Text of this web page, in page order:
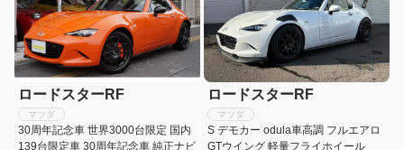
ロードスターRF
マツダ
30周年記念車 世界3000台限定 国内
139台限定車 30周年記念車 純正ナビ
ロードスターRF
マツダ
S デモカー odula車高調 フルエアロ
GTウイング 軽量フライホイール